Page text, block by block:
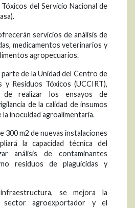
del Servicio Nacional de
servicios de análisis de
medicamentos veterinarios y
agropecuarios.
de la Unidad del Centro de
Residuos Tóxicos (UCCIRT),
de realizar los ensayos de
de la calidad de insumos
inocuidad agroalimentaria.
300 m2 de nuevas instalaciones
la capacidad técnica del
análisis de contaminantes
residuos de plaguicidas y
se mejora la
sector agroexportador y el